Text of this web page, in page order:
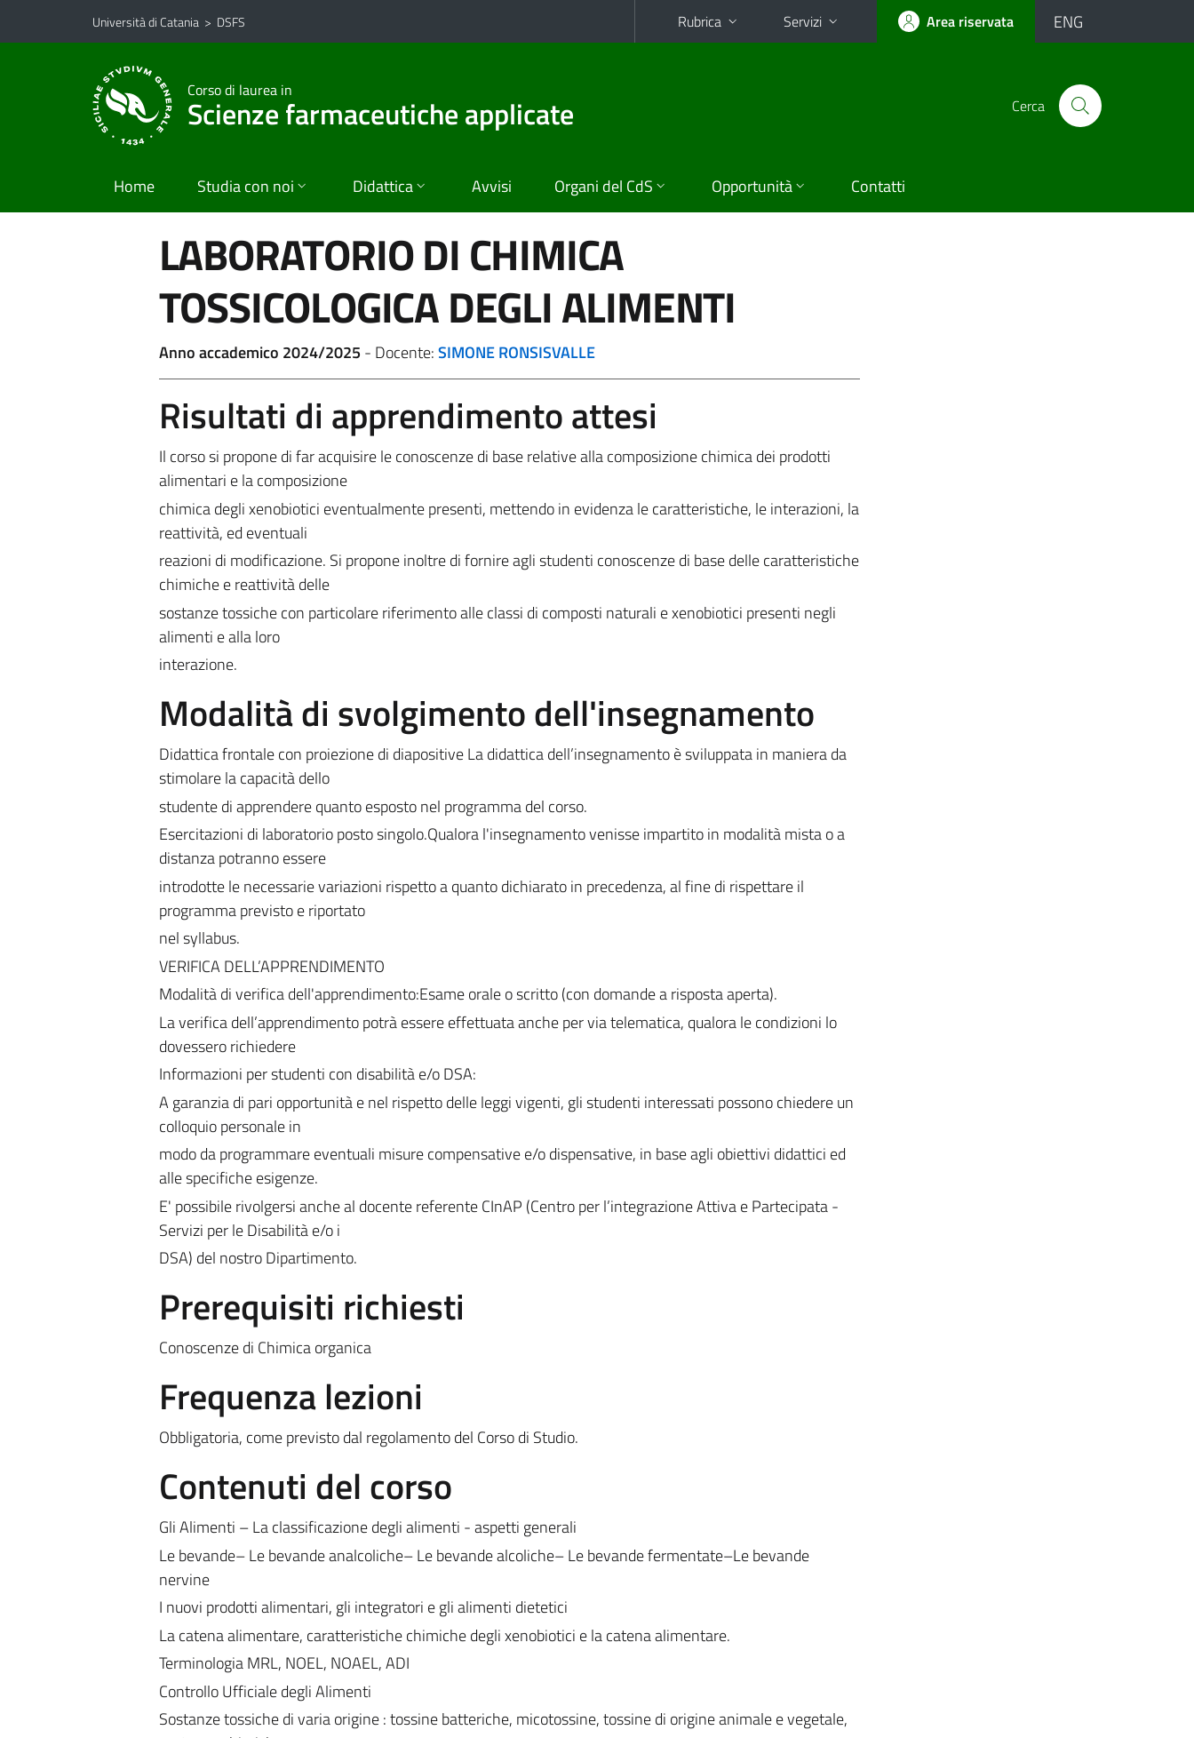
Vai al contenuto principale
Vai al menu di navigazione
Università di Catania > DSFS Rubrica Servizi Area riservata ENG
Corso di laurea in
Scienze farmaceutiche applicate Cerca
Home Studia con noi Didattica Avvisi Organi del CdS Opportunità Contatti
LABORATORIO DI CHIMICA
TOSSICOLOGICA DEGLI ALIMENTI
Anno accademico 2024/2025 - Docente:SIMONE RONSISVALLE
Risultati di apprendimento attesi
Il corso si propone di far acquisire le conoscenze di base relative alla composizione chimica dei prodotti
alimentari e la composizione
chimica degli xenobiotici eventualmente presenti, mettendo in evidenza le caratteristiche, le interazioni, la
reattività, ed eventuali
reazioni di modificazione. Si propone inoltre di fornire agli studenti conoscenze di base delle caratteristiche
chimiche e reattività delle
sostanze tossiche con particolare riferimento alle classi di composti naturali e xenobiotici presenti negli
alimenti e alla loro
interazione.
Modalità di svolgimento dell'insegnamento
Didattica frontale con proiezione di diapositive La didattica dell’insegnamento è sviluppata in maniera da
stimolare la capacità dello
studente di apprendere quanto esposto nel programma del corso.
Esercitazioni di laboratorio posto singolo.Qualora l'insegnamento venisse impartito in modalità mista o a
distanza potranno essere
introdotte le necessarie variazioni rispetto a quanto dichiarato in precedenza, al fine di rispettare il
programma previsto e riportato
nel syllabus.
VERIFICA DELL’APPRENDIMENTO
Modalità di verifica dell'apprendimento:Esame orale o scritto (con domande a risposta aperta).
La verifica dell’apprendimento potrà essere effettuata anche per via telematica, qualora le condizioni lo
dovessero richiedere
Informazioni per studenti con disabilità e/o DSA:
A garanzia di pari opportunità e nel rispetto delle leggi vigenti, gli studenti interessati possono chiedere un
colloquio personale in
modo da programmare eventuali misure compensative e/o dispensative, in base agli obiettivi didattici ed
alle specifiche esigenze.
E' possibile rivolgersi anche al docente referente CInAP (Centro per l’integrazione Attiva e Partecipata -
Servizi per le Disabilità e/o i
DSA) del nostro Dipartimento.
Prerequisiti richiesti
Conoscenze di Chimica organica
Frequenza lezioni
Obbligatoria, come previsto dal regolamento del Corso di Studio.
Contenuti del corso
Gli Alimenti – La classificazione degli alimenti - aspetti generali
Le bevande– Le bevande analcoliche– Le bevande alcoliche– Le bevande fermentate–Le bevande
nervine
I nuovi prodotti alimentari, gli integratori e gli alimenti dietetici
La catena alimentare, caratteristiche chimiche degli xenobiotici e la catena alimentare.
Terminologia MRL, NOEL, NOAEL, ADI
Controllo Ufficiale degli Alimenti
Sostanze tossiche di varia origine : tossine batteriche, micotossine, tossine di origine animale e vegetale,